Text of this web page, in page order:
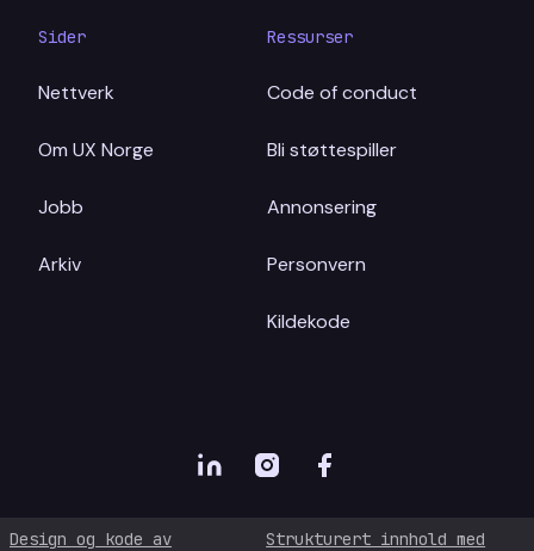
Sider
Nettverk
Om UX Norge
Jobb
Arkiv
Ressurser
Code of conduct
Bli støttespiller
Annonsering
Personvern
Kildekode
Design og kode av
Strukturert innhold med